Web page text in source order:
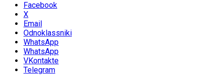
Facebook
X
Email
Odnoklassniki
WhatsApp
WhatsApp
VKontakte
Telegram